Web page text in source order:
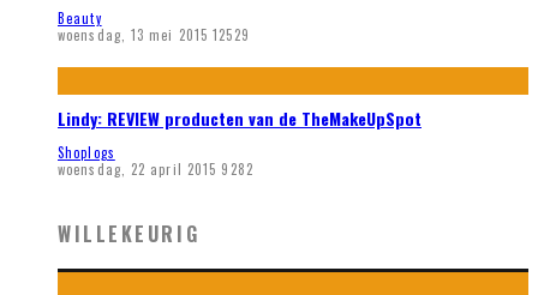
Beauty
woensdag, 13 mei 2015 12529
Lindy: REVIEW producten van de TheMakeUpSpot
Shoplogs
woensdag, 22 april 2015 9282
WILLEKEURIG